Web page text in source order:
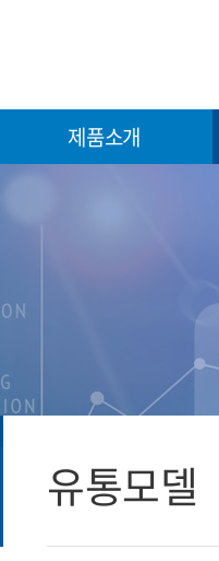
제품소개
유통모델